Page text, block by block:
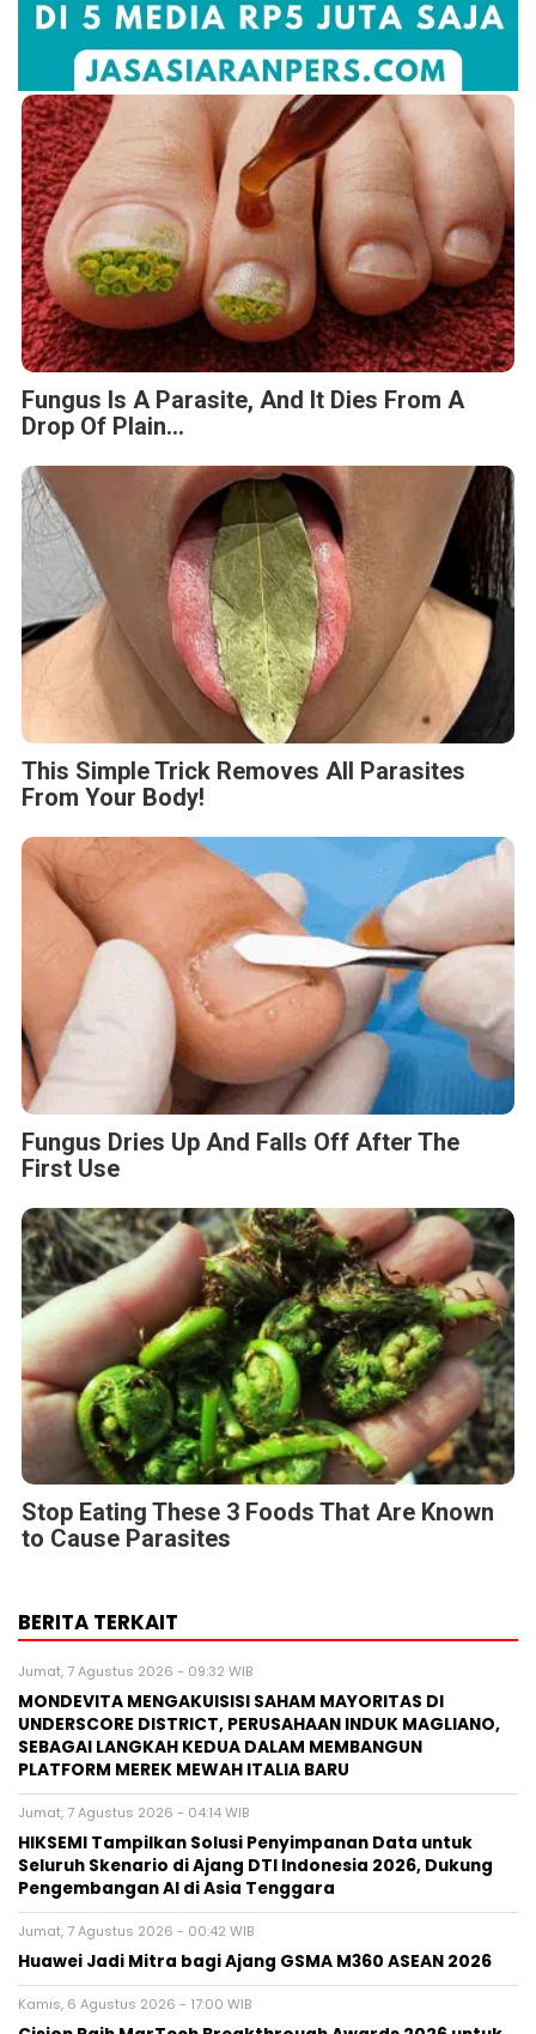
Fungus Is A Parasite, And It Dies From A
Drop Of Plain...
This Simple Trick Removes All Parasites
From Your Body!
Fungus Dries Up And Falls Off After The
First Use
Stop Eating These 3 Foods That Are Known
to Cause Parasites
BERITA TERKAIT
Jumat, 7 Agustus 2026 - 09:32 WIB
MONDEVITA MENGAKUISISI SAHAM MAYORITAS DI
UNDERSCORE DISTRICT, PERUSAHAAN INDUK MAGLIANO,
SEBAGAI LANGKAH KEDUA DALAM MEMBANGUN
PLATFORM MEREK MEWAH ITALIA BARU
Jumat, 7 Agustus 2026 - 04:14 WIB
HIKSEMI Tampilkan Solusi Penyimpanan Data untuk
Seluruh Skenario di Ajang DTI Indonesia 2026, Dukung
Pengembangan AI di Asia Tenggara
Jumat, 7 Agustus 2026 - 00:42 WIB
Huawei Jadi Mitra bagi Ajang GSMA M360 ASEAN 2026
Kamis, 6 Agustus 2026 - 17:00 WIB